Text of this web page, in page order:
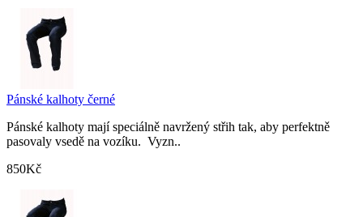
Pánské kalhoty černé
Pánské kalhoty mají speciálně navržený střih tak, aby perfektně
pasovaly vsedě na vozíku. Vyzn..
850Kč